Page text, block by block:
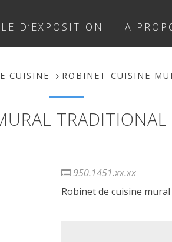
D’EXPOSITION A
CUISINE ROBINET CUISINE
950.1451.xx.xx
Robinet de cuisine